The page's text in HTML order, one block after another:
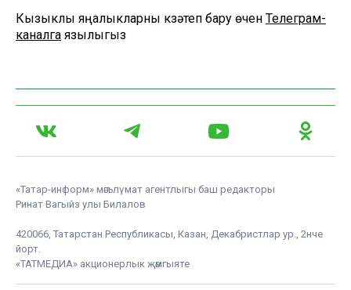
Кызыклы яңалыкларны күзәтеп бару өчен Телеграм-
каналга язылыгыз
«Татар-информ» мәгълүмат агентлыгы баш редакторы
Ринат Вагыйз улы Билалов
420066, Татарстан Республикасы, Казан, Декабристлар ур., 2нче
йорт.
«ТАТМЕДИА» акционерлык җәмгыяте